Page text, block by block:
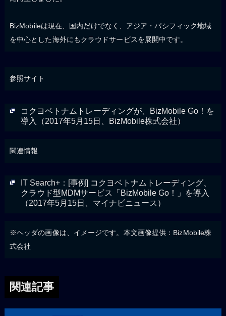
BizMobileは現在、国内だけでなく、アジア・パシフィック地域
を中心とした海外にもクラウドサービスを展開中です。
参照サイト
コクヨベトナムトレーディングが、BizMobile Go！を
導入（2017年5月15日、BizMobile株式会社）
関連情報
IT Search+：[事例] コクヨベトナムトレーディング、
クラウド型MDMサービス「BizMobile Go！」を導入
（2017年5月15日、マイナビニュース）
※ヘッダの画像は、イメージです。本文画像提供：BizMobile株
式会社
関連記事